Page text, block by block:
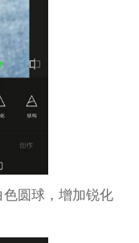
圆球，增加锐化